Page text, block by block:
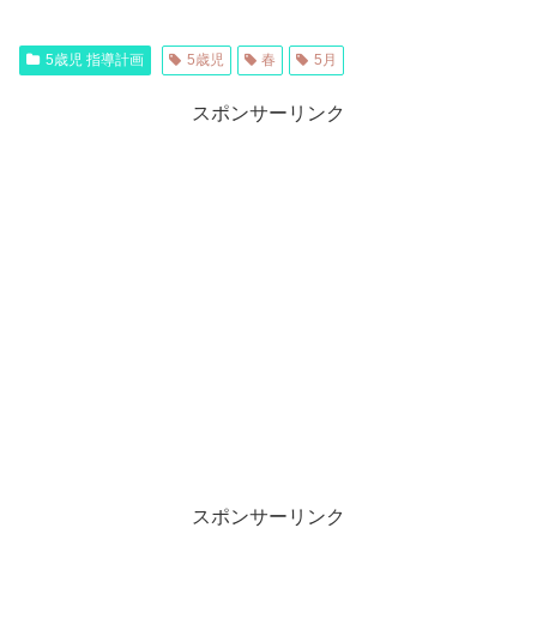
5歳児 指導計画 5歳児 春 5月
スポンサーリンク
スポンサーリンク